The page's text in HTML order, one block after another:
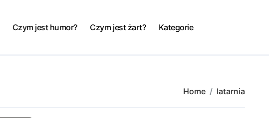
Czym jest humor? Czym jest żart? Kategorie
Home latarnia